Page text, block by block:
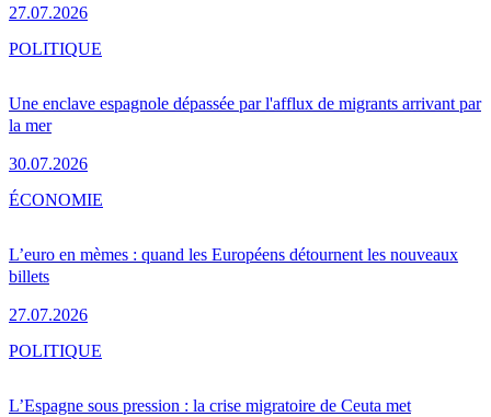
27.07.2026
Une enclave espagnole dépassée par l'afflux de migrants arrivant par
la mer
30.07.2026
POLITIQUE
L’euro en mèmes : quand les Européens détournent les nouveaux
billets
27.07.2026
ÉCONOMIE
L’Espagne sous pression : la crise migratoire de Ceuta met
POLITIQUE